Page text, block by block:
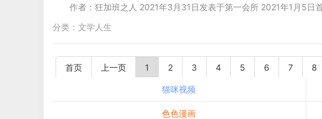
作者：狂加班之人 2021年3月31日发表于第一会所 2021年1月5日
分类： 文学人生
首页 上一页 1 2 3 4 5 6 7 8
猫咪视频
色色漫画